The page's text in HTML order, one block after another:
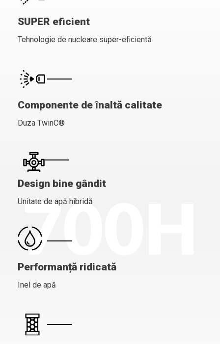
SUPER eficient
Tehnologie de nucleare super-eficientă
Componente de înaltă calitate
Duza TwinC®
Design bine gândit
Unitate de apă hibridă
Performanță ridicată
Inel de apă